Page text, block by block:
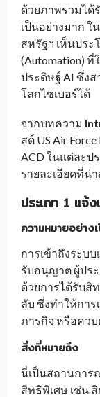
ด้วยภาพรวมได้
เป็นอย่างมาก
สหรัฐฯ เห็นปร
(Automation)
ประดิษฐ์ AI ซึ่ง
โลกไซเบอร์ได้
จากบทความ
สต์ US Air
ACD ในแต่ละ
รายละเอียดที่น่
ประเภท 1 แจ้ง
ความหมายอย่าง
การเข้าถึงระบ
รับอนุญาต ผู้ปร
ด้วยการได้รับสิ
ลับ ซึ่งทำให้กา
ภารกิจ หรือคว
สิ่งที่หมายถึง
นี่เป็นสถานการ
สิทธิพิเศษ เช่น